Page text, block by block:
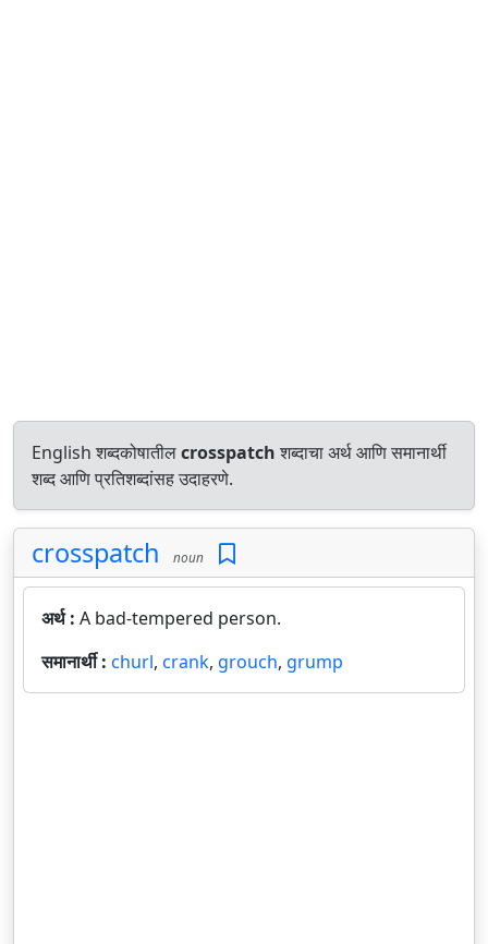
English शब्दकोषातीलcrosspatchशब्दाचा अर्थ आणि समानार्थी
शब्द आणि प्रतिशब्दांसह उदाहरणे.
crosspatch noun
अर्थ : A bad-tempered person.
समानार्थी : churl, crank, grouch, grump